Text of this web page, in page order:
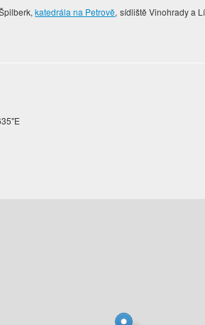
katedrála na Petrově, sídliště Vinohrady a